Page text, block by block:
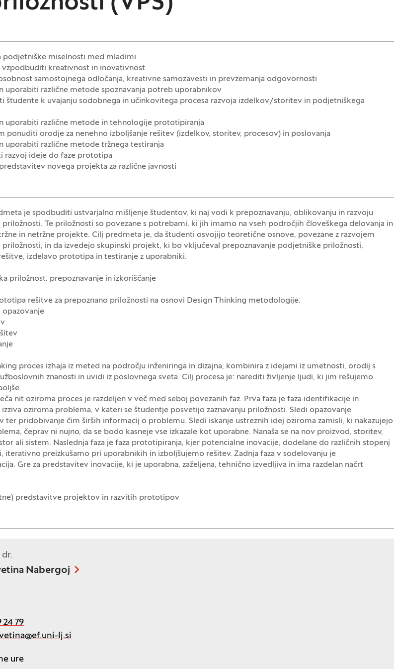
podjetniške miselnosti med mladimi
vzpodbuditi kreativnost in inovativnost
samostojnega odločanja, kreativne samozavesti in prevzemanja odgovornosti
uporabiti različne metode spoznavanja potreb uporabnikov
študente k uvajanju sodobnega in učinkovitega procesa razvoja izdelkov/storitev in podjetniškega
uporabiti različne metode in tehnologije prototipiranja
ponuditi orodje za nenehno izboljšanje rešitev (izdelkov, storitev, procesov) in poslovanja
uporabiti različne metode tržnega testiranja
razvoj ideje do faze prototipa
novega projekta za različne javnosti
je spodbuditi ustvarjalno mišljenje študentov, ki naj vodi k prepoznavanju, oblikovanju in razvoju
Te priložnosti so povezane s potrebami, ki jih imamo na vseh področjih človeškega delovanja in
in netržne projekte. Cilj predmeta je, da študenti osvojijo teoretične osnove, povezane z razvojem
in da izvedejo skupinski projekt, ki bo vključeval prepoznavanje podjetniške priložnosti,
izdelavo prototipa in testiranje z uporabniki.
priložnost: prepoznavanje in izkoriščanje
rešitve za prepoznano priložnosti na osnovi Design Thinking metodologije:
proces izhaja iz meted na področju inženiringa in dizajna, kombinira z idejami iz umetnosti, orodij s
znanosti in uvidi iz poslovnega sveta. Cilj procesa je: narediti življenje ljudi, ki jim rešujemo
nit oziroma proces je razdeljen v več med seboj povezanih faz. Prva faza je faza identifikacije in
oziroma problema, v kateri se študentje posvetijo zaznavanju priložnosti. Sledi opazovanje
ter pridobivanje čim širših informacij o problemu. Sledi iskanje ustreznih idej oziroma zamisli, ki nakazujejo
čeprav ni nujno, da se bodo kasneje vse izkazale kot uporabne. Nanaša se na nov proizvod, storitev,
ali sistem. Naslednja faza je faza prototipiranja, kjer potencialne inovacije, dodelane do različnih stopenj
iterativno preizkušamo pri uporabnikih in izboljšujemo rešitev. Zadnja faza v sodelovanju je
Gre za predstavitev inovacije, ki je uporabna, zaželjena, tehnično izvedljiva in ima razdelan načrt
predstavitve projektov in razvitih prototipov
dr.
Nabergoj
24 79
lj.si
ure